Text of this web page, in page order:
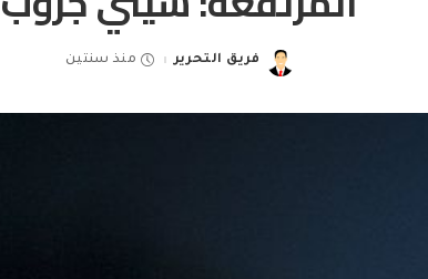
Posted
فريق التحرير منذ سنتين